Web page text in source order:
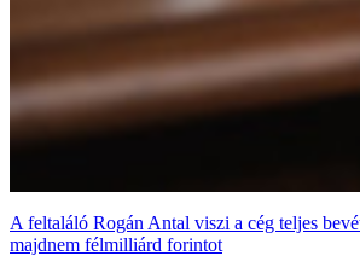
A feltaláló Rogán Antal viszi a cég teljes
majdnem félmilliárd forintot